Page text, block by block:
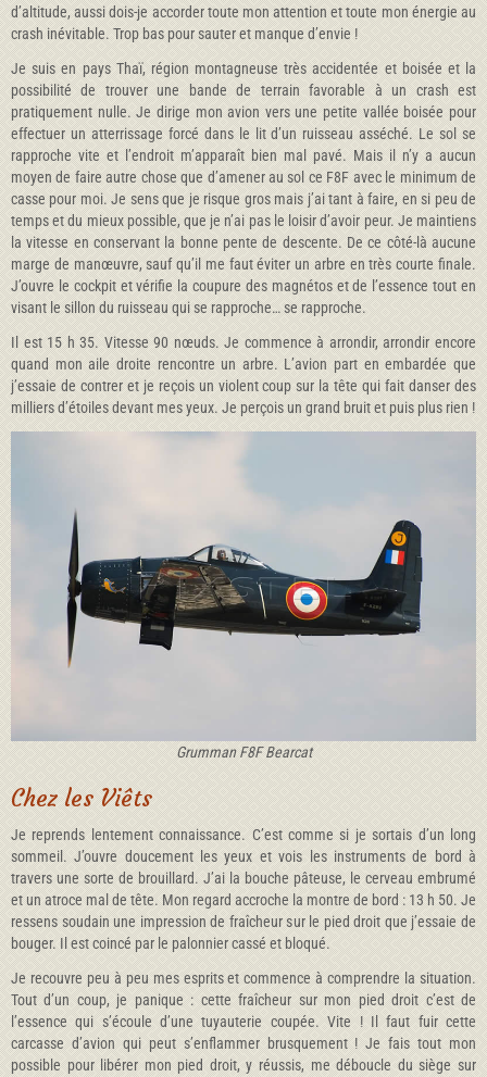
d’altitude, aussi dois-je accorder toute mon attention et toute mon énergie au
crash inévitable. Trop bas pour sauter et manque d’envie !
Je suis en pays Thaï, région montagneuse très accidentée et boisée et la
possibilité de trouver une bande de terrain favorable à un crash est
pratiquement nulle. Je dirige mon avion vers une petite vallée boisée pour
effectuer un atterrissage forcé dans le lit d’un ruisseau asséché. Le sol se
rapproche vite et l’endroit m’apparaît bien mal pavé. Mais il n’y a aucun
moyen de faire autre chose que d’amener au sol ce F8F avec le minimum de
casse pour moi. Je sens que je risque gros mais j’ai tant à faire, en si peu de
temps et du mieux possible, que je n’ai pas le loisir d’avoir peur. Je maintiens
la vitesse en conservant la bonne pente de descente. De ce côté-là aucune
marge de manœuvre, sauf qu’il me faut éviter un arbre en très courte finale.
J’ouvre le cockpit et vérifie la coupure des magnétos et de l’essence tout en
visant le sillon du ruisseau qui se rapproche… se rapproche.
Il est 15 h 35. Vitesse 90 nœuds. Je commence à arrondir, arrondir encore
quand mon aile droite rencontre un arbre. L’avion part en embardée que
j’essaie de contrer et je reçois un violent coup sur la tête qui fait danser des
milliers d’étoiles devant mes yeux. Je perçois un grand bruit et puis plus rien !
Grumman F8F Bearcat
Chez les Viêts
Je reprends lentement connaissance. C’est comme si je sortais d’un long
sommeil. J’ouvre doucement les yeux et vois les instruments de bord à
travers une sorte de brouillard. J’ai la bouche pâteuse, le cerveau embrumé
et un atroce mal de tête. Mon regard accroche la montre de bord : 13 h 50. Je
ressens soudain une impression de fraîcheur sur le pied droit que j’essaie de
bouger. Il est coincé par le palonnier cassé et bloqué.
Je recouvre peu à peu mes esprits et commence à comprendre la situation.
Tout d’un coup, je panique : cette fraîcheur sur mon pied droit c’est de
l’essence qui s’écoule d’une tuyauterie coupée. Vite ! Il faut fuir cette
carcasse d’avion qui peut s’enflammer brusquement ! Je fais tout mon
possible pour libérer mon pied droit, y réussis, me déboucle du siège sur